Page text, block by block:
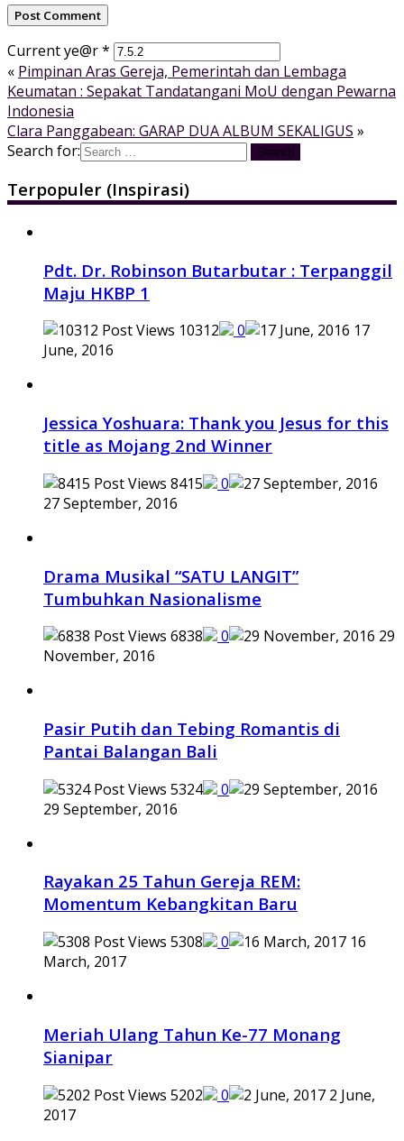
Current ye@r*
« Pimpinan Aras Gereja, Pemerintah dan Lembaga
Keumatan : Sepakat Tandatangani MoU dengan Pewarna
Indonesia
Clara Panggabean: GARAP DUA ALBUM SEKALIGUS »
Search for:
Terpopuler (Inspirasi)
Pdt. Dr. Robinson Butarbutar : Terpanggil
Maju HKBP 1
10312 0
17
June, 2016
Jessica Yoshuara: Thank you Jesus for this
title as Mojang 2nd Winner
8415
0
27 September, 2016
Drama Musikal “SATU LANGIT”
Tumbuhkan Nasionalisme
6838 0
29
November, 2016
Pasir Putih dan Tebing Romantis di
Pantai Balangan Bali
5324
0
29 September, 2016
Rayakan 25 Tahun Gereja REM:
Momentum Kebangkitan Baru
5308 0
16
March, 2017
Meriah Ulang Tahun Ke-77 Monang
Sianipar
5202 0
2 June,
2017